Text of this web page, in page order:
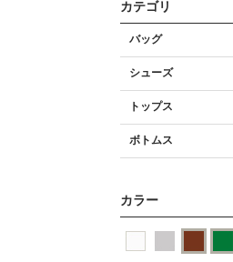
カテゴリ
バッグ
シューズ
トップス
ボトムス
カラー